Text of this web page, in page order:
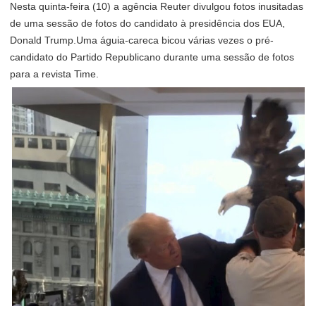
Nesta quinta-feira (10) a agência Reuter divulgou fotos inusitadas
de uma sessão de fotos do candidato à presidência dos EUA,
Donald Trump.Uma águia-careca bicou várias vezes o pré-
candidato do Partido Republicano durante uma sessão de fotos
para a revista Time.